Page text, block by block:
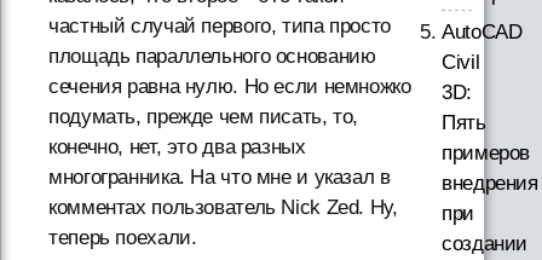
частный случай первого, типа просто
площадь параллельного основанию
сечения равна нулю. Но если немножко
подумать, прежде чем писать, то,
конечно, нет, это два разных
многогранника. На что мне и указал в
комментах пользователь Nick Zed. Ну,
теперь поехали.
AutoCAD
Civil
3D:
Пять
примеров
внедрения
при
создании